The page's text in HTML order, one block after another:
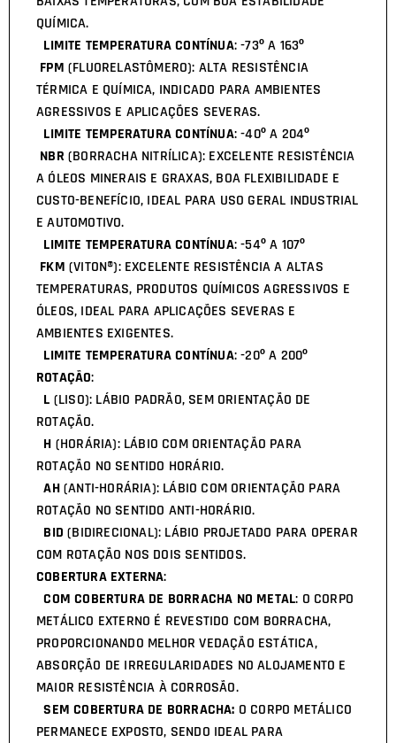
QUÍMICA.
LIMITE TEMPERATURA CONTÍNUA: -73º A 163º
FPM (FLUORELASTÔMERO): ALTA RESISTÊNCIA
TÉRMICA E QUÍMICA, INDICADO PARA AMBIENTES
AGRESSIVOS E APLICAÇÕES SEVERAS.
LIMITE TEMPERATURA CONTÍNUA: -40º A 204º
NBR (BORRACHA NITRÍLICA): EXCELENTE RESISTÊNCIA
A ÓLEOS MINERAIS E GRAXAS, BOA FLEXIBILIDADE E
CUSTO-BENEFÍCIO, IDEAL PARA USO GERAL INDUSTRIAL
E AUTOMOTIVO.
LIMITE TEMPERATURA CONTÍNUA: -54º A 107º
FKM (VITON®): EXCELENTE RESISTÊNCIA A ALTAS
TEMPERATURAS, PRODUTOS QUÍMICOS AGRESSIVOS E
ÓLEOS, IDEAL PARA APLICAÇÕES SEVERAS E
AMBIENTES EXIGENTES.
LIMITE TEMPERATURA CONTÍNUA: -20º A 200º
ROTAÇÃO:
L (LISO): LÁBIO PADRÃO, SEM ORIENTAÇÃO DE
ROTAÇÃO.
H (HORÁRIA): LÁBIO COM ORIENTAÇÃO PARA
ROTAÇÃO NO SENTIDO HORÁRIO.
AH(ANTI-HORÁRIA): LÁBIO COM ORIENTAÇÃO PARA
ROTAÇÃO NO SENTIDO ANTI-HORÁRIO.
BID (BIDIRECIONAL): LÁBIO PROJETADO PARA OPERAR
COM ROTAÇÃO NOS DOIS SENTIDOS.
COBERTURA EXTERNA:
COM COBERTURA DE BORRACHA NO METAL: O CORPO
METÁLICO EXTERNO É REVESTIDO COM BORRACHA,
PROPORCIONANDO MELHOR VEDAÇÃO ESTÁTICA,
ABSORÇÃO DE IRREGULARIDADES NO ALOJAMENTO E
MAIOR RESISTÊNCIA À CORROSÃO.
SEM COBERTURA DE BORRACHA: O CORPO METÁLICO
PERMANECE EXPOSTO, SENDO IDEAL PARA